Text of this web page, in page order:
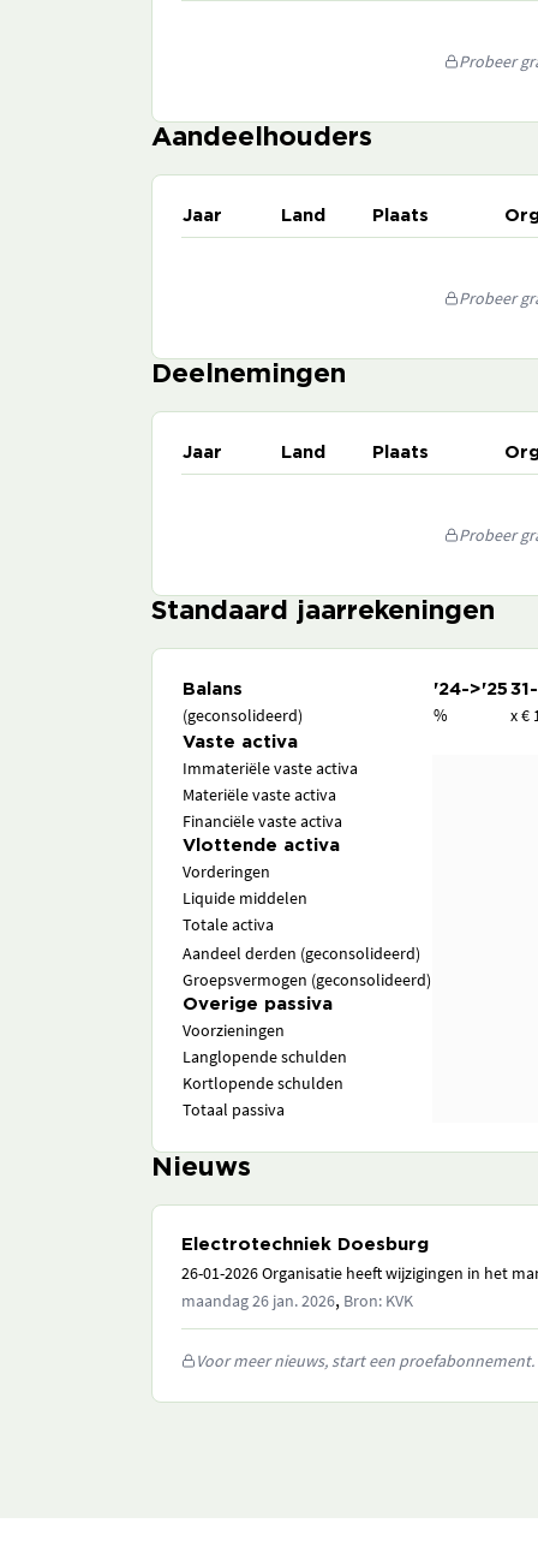
Probeer
Aandeelhouders
Jaar Land Plaats
Probeer
Deelnemingen
Jaar Land Plaats
Probeer
Standaard jaarrekeningen
Balans '24->'25
(geconsolideerd) % x €
Vaste activa
Immateriële vaste activa
Materiële vaste activa
Financiële vaste activa
Vlottende activa
Vorderingen
Liquide middelen
Totale activa
Aandeel derden (geconsolideerd)
Groepsvermogen (geconsolideerd)
Overige passiva
Voorzieningen
Langlopende schulden
Kortlopende schulden
Totaal passiva
Nieuws
Electrotechniek Doesburg
26-01-2026 Organisatie heeft wijzigingen in het
maandag 26 jan. 2026, Bron: KVK
Voor meer nieuws, start een proefabonnement.